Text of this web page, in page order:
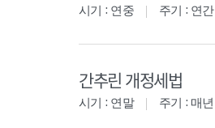
시기 : 연중 주기 : 연간
간추린 개정세법
시기 : 연말 주기 : 매년